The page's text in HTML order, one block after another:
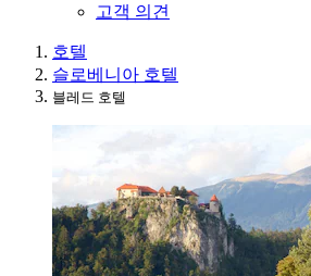
고객 의견
호텔
슬로베니아 호텔
블레드 호텔